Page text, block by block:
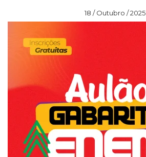
18 / Outubro / 2025